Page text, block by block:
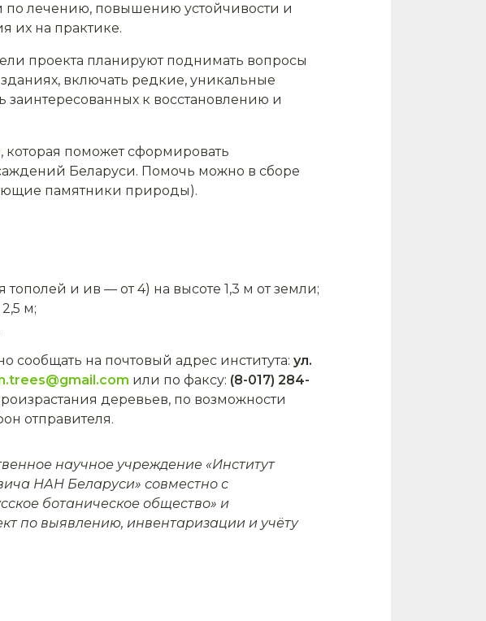
по лечению, повышению устойчивости и
их на практике.
проекта планируют поднимать вопросы
включать редкие, уникальные
заинтересованных к восстановлению и
которая поможет сформировать
Беларуси. Помочь можно в сборе
памятники природы).
и ив — от 4) на высоте 1,3 м от земли;
м;
на почтовый адрес института: ул.
или по факсу: (8-017) 284-
деревьев, по возможности
отправителя.
научное учреждение «Институт
НАН Беларуси» совместно с
ботаническое общество» и
по выявлению, инвентаризации и учёту